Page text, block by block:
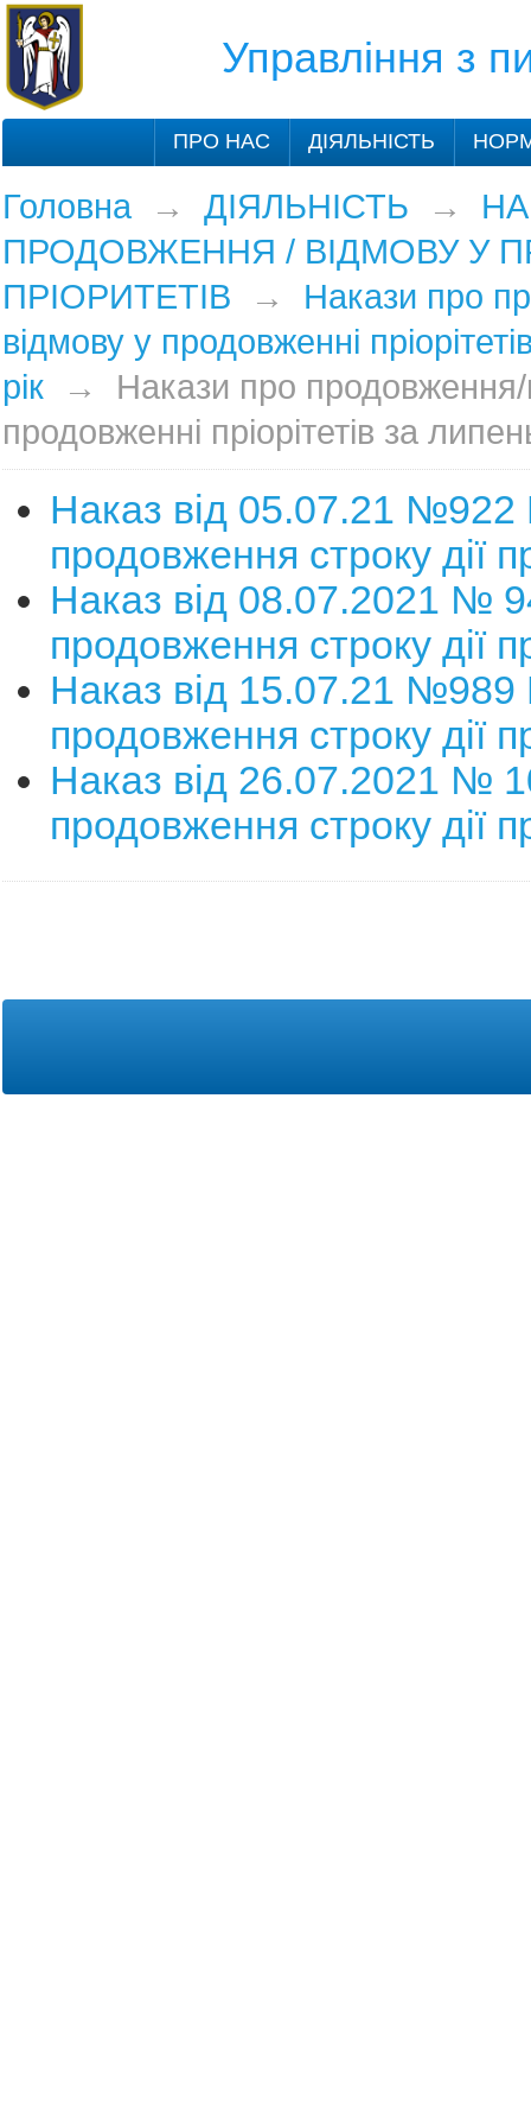
Управління з
ПРО НАС ДІЯЛЬНІСТЬ
Головна→ ДІЯЛЬНІСТЬ →
ПРОДОВЖЕННЯ / ВІДМОВУ У
ПРІОРИТЕТІВ → Накази про
відмову у продовженні
рік→ Накази про продовження/
продовженні пріорітетів за
Наказ від 05.07.21 №922
продовження строку дії
Наказ від 08.07.2021 №
продовження строку дії
Наказ від 15.07.21 №989
продовження строку дії
Наказ від 26.07.2021 №
продовження строку дії